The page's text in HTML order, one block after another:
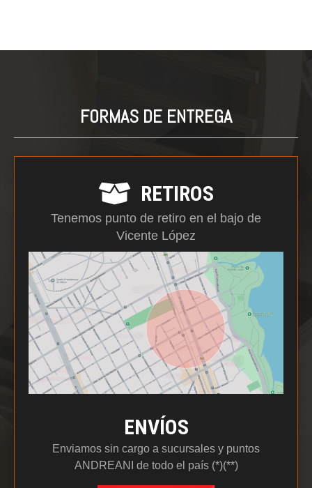
FORMAS DE ENTREGA
RETIROS
Tenemos punto de retiro en el bajo de
Vicente López
ENVÍOS
Enviamos sin cargo a sucursales y puntos
ANDREANI de todo el país (*)(**)